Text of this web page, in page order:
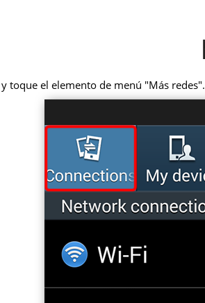
toque el elemento de menú "Más redes".